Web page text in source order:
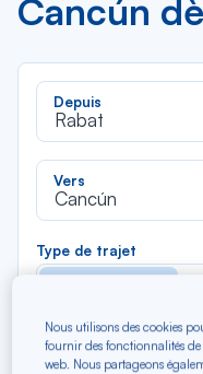
Cancún
Depuis
Rabat
Vers
Cancún
Type de trajet
Nous utilisons des cookies
fournir des fonctionnalités de
web. Nous partageons